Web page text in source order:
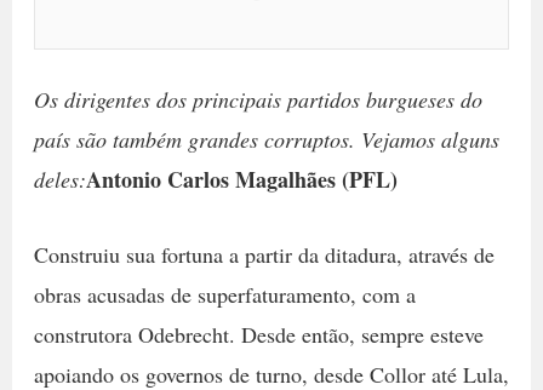
Os dirigentes dos principais partidos burgueses do
país são também grandes corruptos. Vejamos alguns
deles:Antonio Carlos Magalhães (PFL)
Construiu sua fortuna a partir da ditadura, através de
obras acusadas de superfaturamento, com a
construtora Odebrecht. Desde então, sempre esteve
apoiando os governos de turno, desde Collor até Lula,